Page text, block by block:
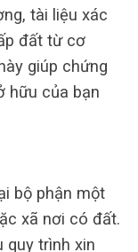
tài liệu xác
đất từ cơ
giúp chứng
hữu của bạn
bộ phận một
xã nơi có đất.
quy trình xin